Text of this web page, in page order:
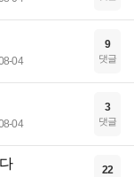
04
9
댓글
04
3
댓글
22